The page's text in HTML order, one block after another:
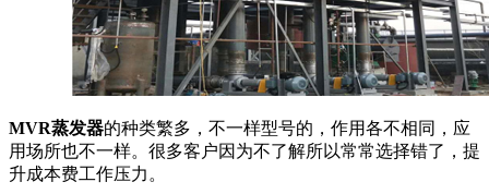
MVR蒸发器的种类繁多，不一样型号的，作用各不相同，应
用场所也不一样。很多客户因为不了解所以常常选择错了，提
升成本费工作压力。